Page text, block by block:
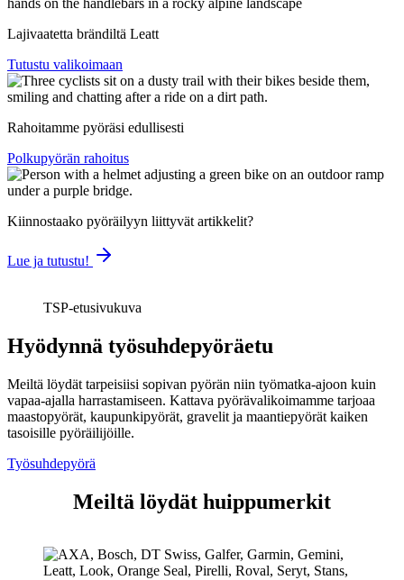
Lajivaatetta brändiltä Leatt
Tutustu valikoimaan
Rahoitamme pyöräsi edullisesti
Polkupyörän rahoitus
Kiinnostaako pyöräilyyn liittyvät artikkelit?
Lue ja tutustu!
TSP-etusivukuva
Hyödynnä työsuhdepyöräetu
Meiltä löydät tarpeisiisi sopivan pyörän niin työmatka-ajoon kuin
vapaa-ajalla harrastamiseen. Kattava pyörävalikoimamme tarjoaa
maastopyörät, kaupunkipyörät, gravelit ja maantiepyörät kaiken
tasoisille pyöräilijöille.
Työsuhdepyörä
Meiltä löydät huippumerkit